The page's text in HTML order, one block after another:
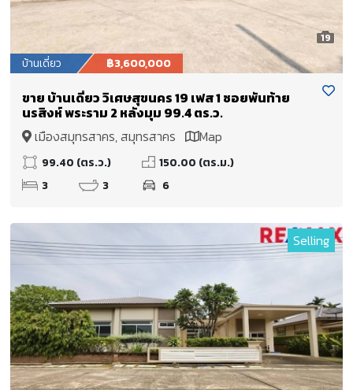
19
บ้านเดี่ยว ฿3,600,000
ขาย บ้านเดี่ยว วิเศษสุขนคร 19 เฟส 1 ซอยพันท้าย
นรสิงห์ พระราม 2 หลังมุม 99.4 ตร.ว.
เมืองสมุทรสาคร, สมุทรสาคร
Map
99.40 (ตร.ว.)
150.00 (ตร.ม.)
3
3 6
Selling